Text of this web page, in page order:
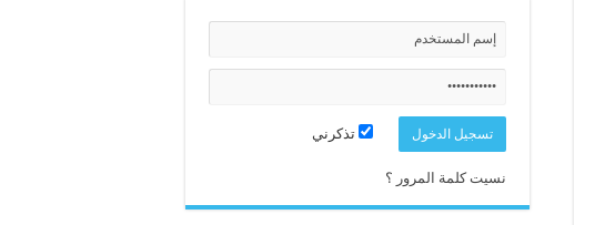
تذكرني
نسيت كلمة المرور ؟